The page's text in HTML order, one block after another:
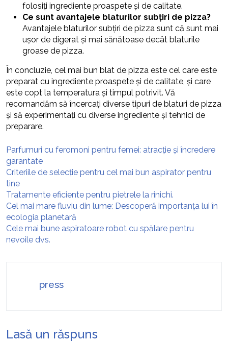
folosiți ingrediente proaspete și de calitate.
Ce sunt avantajele blaturilor subțiri de pizza?
Avantajele blaturilor subțiri de pizza sunt că sunt mai
ușor de digerat și mai sănătoase decât blaturile
groase de pizza.
În concluzie, cel mai bun blat de pizza este cel care este
preparat cu ingrediente proaspete și de calitate, și care
este copt la temperatura și timpul potrivit. Vă
recomandăm să încercați diverse tipuri de blaturi de pizza
și să experimentați cu diverse ingrediente și tehnici de
preparare.
Parfumuri cu feromoni pentru femei: atracție și încredere
garantate
Criteriile de selecție pentru cel mai bun aspirator pentru
tine
Tratamente eficiente pentru pietrele la rinichi.
Cel mai mare fluviu din lume: Descoperă importanța lui în
ecologia planetară
Cele mai bune aspiratoare robot cu spălare pentru
nevoile dvs.
press
Lasă un răspuns